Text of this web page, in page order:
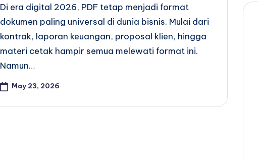
Di era digital 2026, PDF tetap menjadi format
dokumen paling universal di dunia bisnis. Mulai dari
kontrak, laporan keuangan, proposal klien, hingga
materi cetak hampir semua melewati format ini.
Namun…
May 23, 2026